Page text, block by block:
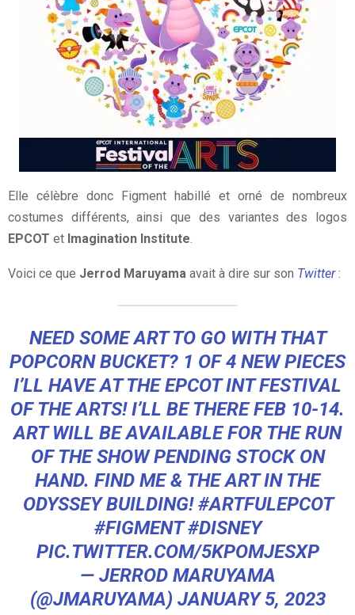
Elle célèbre donc Figment habillé et orné de nombreux
costumes différents, ainsi que des variantes des logos
EPCOT et Imagination Institute.
Voici ce que Jerrod Maruyama avait à dire sur son Twitter:
NEED SOME ART TO GO WITH THAT
POPCORN BUCKET? 1 OF 4 NEW PIECES
I’LL HAVE AT THE EPCOT INT FESTIVAL
OF THE ARTS! I’LL BE THERE FEB 10-14.
ART WILL BE AVAILABLE FOR THE RUN
OF THE SHOW PENDING STOCK ON
HAND. FIND ME & THE ART IN THE
ODYSSEY BUILDING!#ARTFULEPCOT
#FIGMENT #DISNEY
PIC.TWITTER.COM/5KPOMJESXP
— JERROD MARUYAMA
(@JMARUYAMA) JANUARY 5, 2023